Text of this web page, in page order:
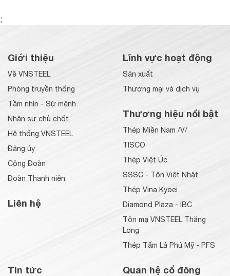
;
Giới thiệu
Về VNSTEEL
Phòng truyền thống
Tầm nhìn - Sứ mệnh
Nhân sự chủ chốt
Hệ thống VNSTEEL
Đảng ủy
Công Đoàn
Đoàn Thanh niên
Liên hệ
Lĩnh vực hoạt động
Sản xuất
Thương mại và dịch vụ
Thương hiệu nổi bật
Thép Miền Nam /V/
TISCO
Thép Việt Úc
SSSC - Tôn Việt Nhật
Thép Vina Kyoei
Diamond Plaza - IBC
Tôn mạ VNSTEEL Thăng
Long
Thép Tấm Lá Phú Mỹ - PFS
Tin tức Quan hệ cổ đông